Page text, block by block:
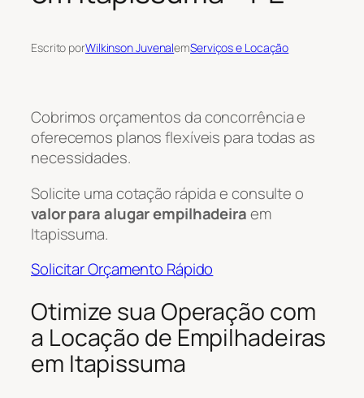
Escrito porWilkinson JuvenalemServiços e Locação
Cobrimos orçamentos da concorrência e
oferecemos planos flexíveis para todas as
necessidades.
Solicite uma cotação rápida e consulte o
valor para alugar empilhadeiraem
Itapissuma.
Solicitar Orçamento Rápido
Otimize sua Operação com
a Locação de Empilhadeiras
em Itapissuma